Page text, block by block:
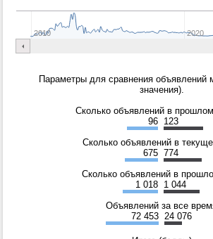
2010 2020
Параметры для сравнения объявлений
значения).
Сколько объявлений в
96 123
Сколько объявлений в
675 774
Сколько объявлений в
1 018 1 044
Объявлений за все
72 453 24 076